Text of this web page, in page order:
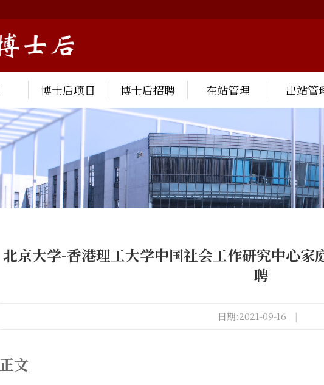
博士后项目 博士后招聘 在站管理 出站管
北京大学-香港理工大学中国社会工作研究中心家
聘
日期:2021-09-16 |
正文